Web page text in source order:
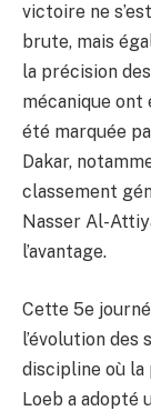
victoire ne
brute, mais
la précision
mécanique ont
été marquée
Dakar,
classement
Nasser Al-
l’avantage.
Cette 5e
l’évolution des
discipline où la
Loeb a adopté